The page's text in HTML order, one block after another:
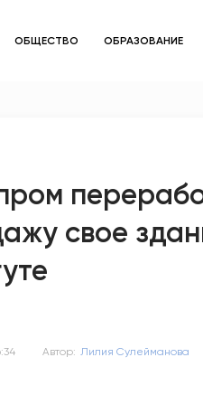
ОБЩЕСТВО ОБРАЗОВАНИЕ
свое
Автор: Лилия Сулейманова